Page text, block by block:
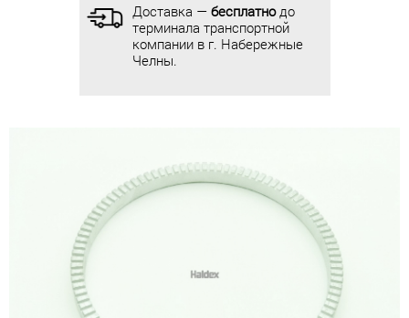
Доставка — бесплатнодо
терминала транспортной
компании в г. Набережные
Челны.
Доставка — бесплатнодо
терминала транспортной
компании в г. Набережные
Челны.